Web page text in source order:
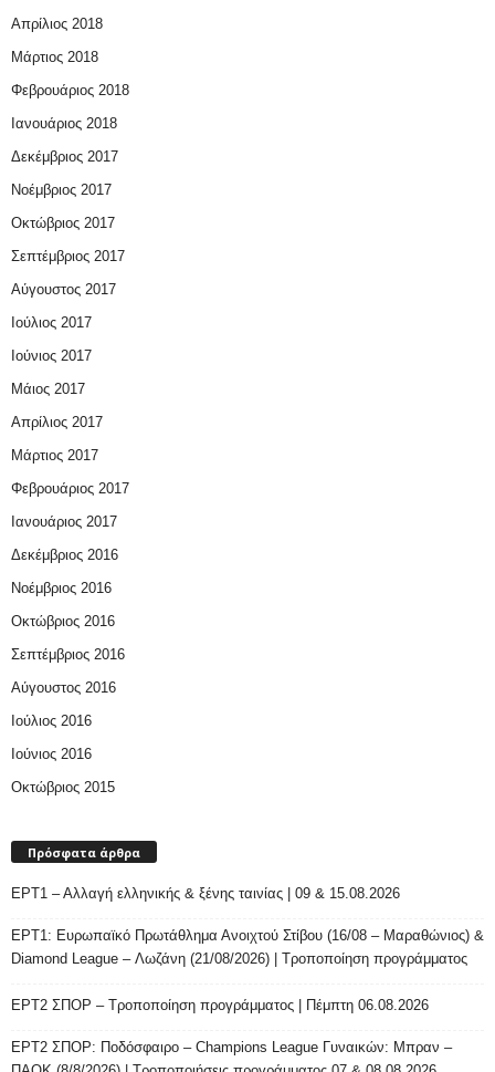
Απρίλιος 2018
Μάρτιος 2018
Φεβρουάριος 2018
Ιανουάριος 2018
Δεκέμβριος 2017
Νοέμβριος 2017
Οκτώβριος 2017
Σεπτέμβριος 2017
Αύγουστος 2017
Ιούλιος 2017
Ιούνιος 2017
Μάιος 2017
Απρίλιος 2017
Μάρτιος 2017
Φεβρουάριος 2017
Ιανουάριος 2017
Δεκέμβριος 2016
Νοέμβριος 2016
Οκτώβριος 2016
Σεπτέμβριος 2016
Αύγουστος 2016
Ιούλιος 2016
Ιούνιος 2016
Οκτώβριος 2015
Πρόσφατα άρθρα
ΕΡΤ1 – Αλλαγή ελληνικής & ξένης ταινίας | 09 & 15.08.2026
ΕΡΤ1: Ευρωπαϊκό Πρωτάθλημα Ανοιχτού Στίβου (16/08 – Μαραθώνιος) &
Diamond League – Λωζάνη (21/08/2026) | Τροποποίηση προγράμματος
ΕΡΤ2 ΣΠΟΡ – Τροποποίηση προγράμματος | Πέμπτη 06.08.2026
ΕΡΤ2 ΣΠΟΡ: Ποδόσφαιρο – Champions League Γυναικών: Μπραν –